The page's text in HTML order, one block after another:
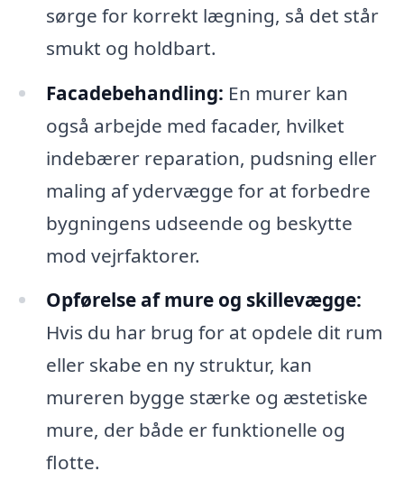
sørge for korrekt lægning, så det står
smukt og holdbart.
Facadebehandling: En murer kan
også arbejde med facader, hvilket
indebærer reparation, pudsning eller
maling af ydervægge for at forbedre
bygningens udseende og beskytte
mod vejrfaktorer.
Opførelse af mure og skillevægge:
Hvis du har brug for at opdele dit rum
eller skabe en ny struktur, kan
mureren bygge stærke og æstetiske
mure, der både er funktionelle og
flotte.